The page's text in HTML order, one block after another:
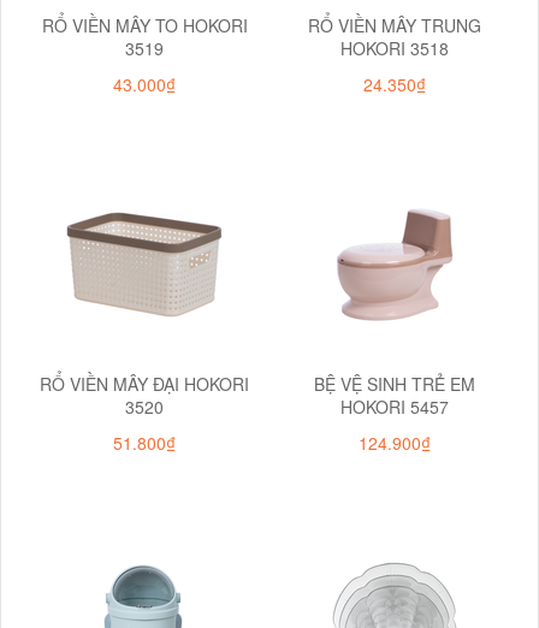
RỔ VIỀN MÂY TO HOKORI
3519
43.000₫
RỔ VIỀN MÂY TRUNG
HOKORI 3518
24.350₫
RỔ VIỀN MÂY ĐẠI HOKORI
3520
51.800₫
BỆ VỆ SINH TRẺ EM
HOKORI 5457
124.900₫